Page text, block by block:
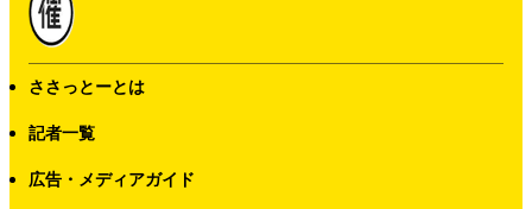
ささっとーとは
記者一覧
広告・メディアガイド